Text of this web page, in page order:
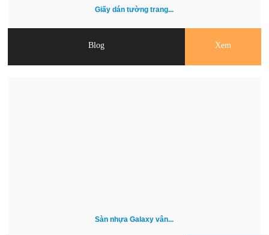
Giấy dán tường trang...
Blog Xem
Sàn nhựa Galaxy vân...